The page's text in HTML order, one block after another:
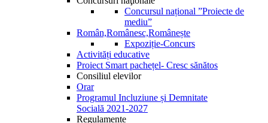
Concursul național ”Proiecte de
mediu”
Român,Românesc,Românește
Expoziție-Concurs
Activități educative
Proiect Smart pachețel- Cresc sănătos
Consiliul elevilor
Orar
Programul Incluziune și Demnitate
Socială 2021-2027
Regulamente